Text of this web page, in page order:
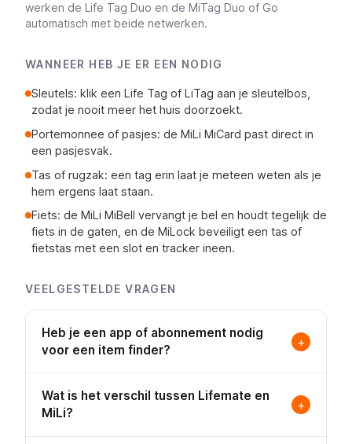
werken de Life Tag Duo en de MiTag Duo of Go
automatisch met beide netwerken.
WANNEER HEB JE ER EEN NODIG
Sleutels: klik een Life Tag of LiTag aan je sleutelbos,
zodat je nooit meer het huis doorzoekt.
Portemonnee of pasjes: de MiLi MiCard past direct in
een pasjesvak.
Tas of rugzak: een tag erin laat je meteen weten als je
hem ergens laat staan.
Fiets: de MiLi MiBell vervangt je bel en houdt tegelijk de
fiets in de gaten, en de MiLock beveiligt een tas of
fietstas met een slot en tracker ineen.
VEELGESTELDE VRAGEN
Heb je een app of abonnement nodig
voor een item finder?
+
Find Hub app (Google), die al op je telefoon staat
of gratis te installeren is. Er zijn geen maandelijkse
Wat is het verschil tussen Lifemate en
MiLi?
+